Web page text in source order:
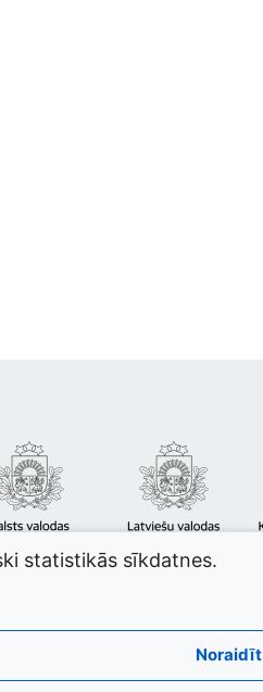
statistikās sīkdatnes.
Noraidīt